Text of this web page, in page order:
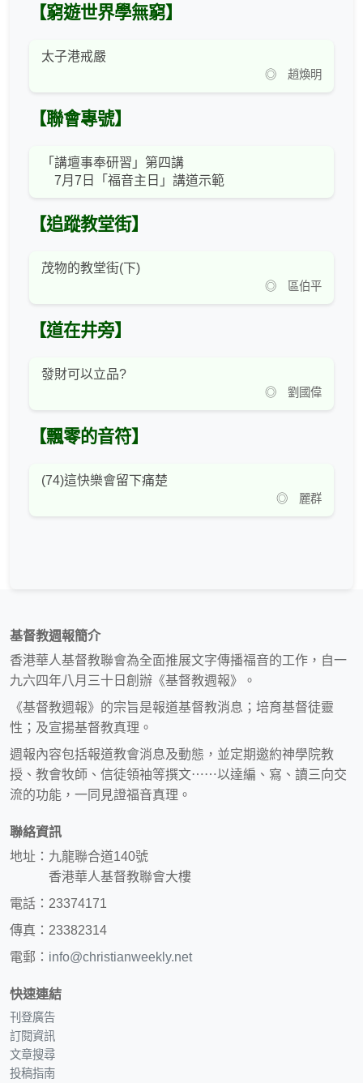
【窮遊世界學無窮】
太子港戒嚴
◎ 趙煥明
【聯會專號】
「講壇事奉研習」第四講
7月7日「福音主日」講道示範
【追蹤教堂街】
茂物的教堂街(下)
◎ 區伯平
【道在井旁】
發財可以立品?
◎ 劉國偉
【飄零的音符】
(74)這快樂會留下痛楚
◎ 麗群
基督教週報簡介
香港華人基督教聯會為全面推展文字傳播福音的工作，自一
九六四年八月三十日創辦《基督教週報》。
《基督教週報》的宗旨是報道基督教消息；培育基督徒靈
性；及宣揚基督教真理。
週報內容包括報道教會消息及動態，並定期邀約神學院教
授、教會牧師、信徒領袖等撰文⋯⋯以達編、寫、讀三向交
流的功能，一同見證福音真理。
聯絡資訊
地址：九龍聯合道140號
香港華人基督教聯會大樓
電話：23374171
傳真：23382314
電郵： info@christianweekly.net
快速連結
刊登廣告
訂閱資訊
文章搜尋
投稿指南